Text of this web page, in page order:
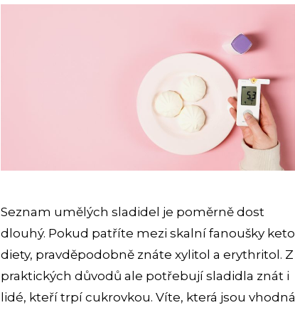
Seznam umělých sladidel je poměrně dost
dlouhý. Pokud patříte mezi skalní fanoušky keto
diety, pravděpodobně znáte xylitol a erythritol. Z
praktických důvodů ale potřebují sladidla znát i
lidé, kteří trpí cukrovkou. Víte, která jsou vhodná